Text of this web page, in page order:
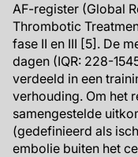
AF-register (Global
Thrombotic
fase II en III [5]. De
dagen (IQR: 228-
verdeeld in een
verhouding. Om het
samengestelde
(gedefinieerd als
embolie buiten het